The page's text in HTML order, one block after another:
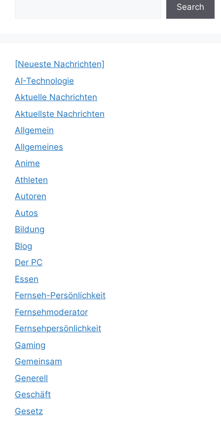
Search
[Neueste Nachrichten]
AI-Technologie
Aktuelle Nachrichten
Aktuellste Nachrichten
Allgemein
Allgemeines
Anime
Athleten
Autoren
Autos
Bildung
Blog
Der PC
Essen
Fernseh-Persönlichkeit
Fernsehmoderator
Fernsehpersönlichkeit
Gaming
Gemeinsam
Generell
Geschäft
Gesetz